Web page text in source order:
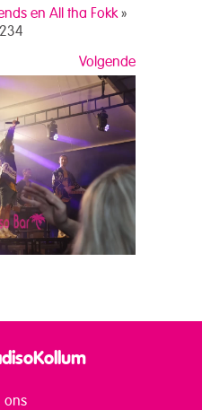
en All tha Fokk »
Volgende
ons